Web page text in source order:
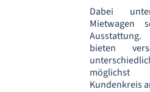
Dabei
Mietwagen
Ausstattung.
bieten
Kundenkreis